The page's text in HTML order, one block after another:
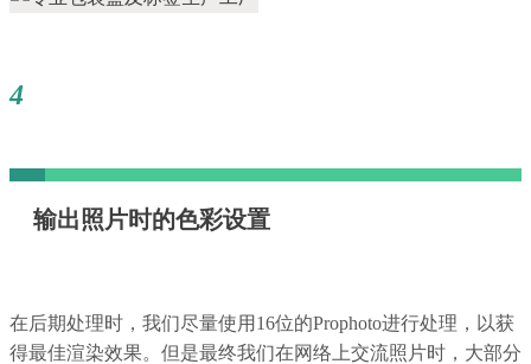
4
输出照片时的色彩设置
在后期处理时，我们尽量使用16位的Prophoto进行处理，以获
得最佳渲染效果。但是最终我们在网络上交流照片时，大部分